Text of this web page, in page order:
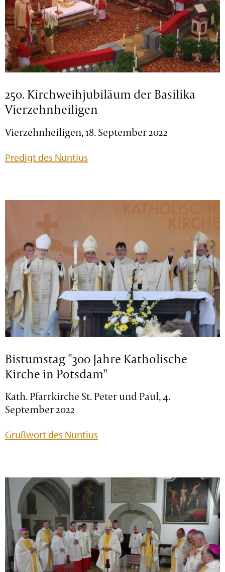
250. Kirchweihjubiläum der Basilika
Vierzehnheiligen
Vierzehnheiligen, 18. September 2022
Predigt des Nuntius
Bistumstag "300 Jahre Katholische
Kirche in Potsdam"
Kath. Pfarrkirche St. Peter und Paul, 4.
September 2022
Grußwort des Nuntius